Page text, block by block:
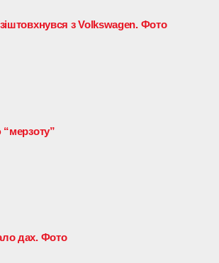
з Volkswagen. Фото
“мерзоту”
дах. Фото